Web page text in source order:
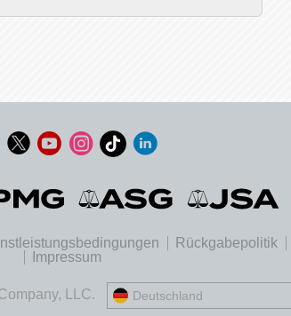
Rückgabepolitik
Impressum
LLC. Deutschland
United States